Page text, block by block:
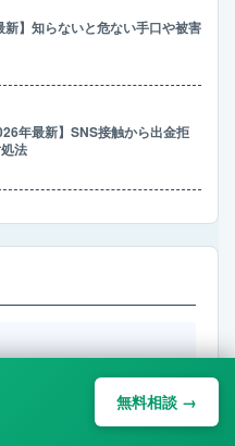
】知らないと危ない手口や被害
年最新】SNS接触から出金拒
法
無料相談 →